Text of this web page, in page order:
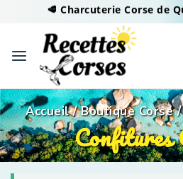
🥩 Charcuterie Corse de
Accueil / Boutique Corse /
Confitures